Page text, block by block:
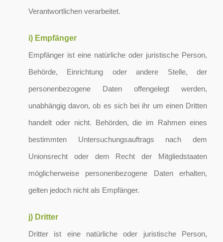
Verantwortlichen verarbeitet.
i) Empfänger
Empfänger ist eine natürliche oder juristische Person,
Behörde, Einrichtung oder andere Stelle, der
personenbezogene Daten offengelegt werden,
unabhängig davon, ob es sich bei ihr um einen Dritten
handelt oder nicht. Behörden, die im Rahmen eines
bestimmten Untersuchungsauftrags nach dem
Unionsrecht oder dem Recht der Mitgliedstaaten
möglicherweise personenbezogene Daten erhalten,
gelten jedoch nicht als Empfänger.
j) Dritter
Dritter ist eine natürliche oder juristische Person,